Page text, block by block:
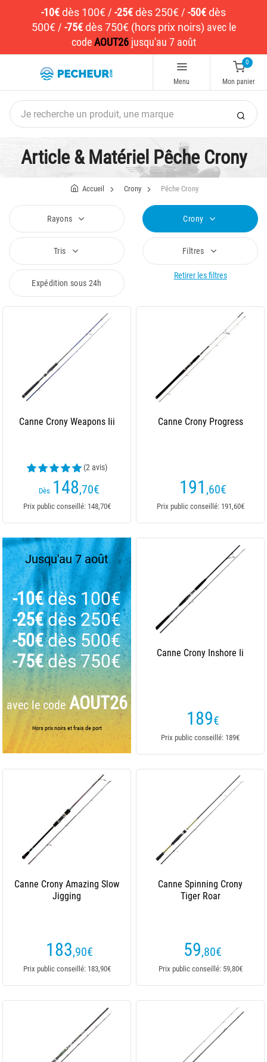
-10€dès 100€ / -25€dès 250€ / -50€dès
500€/ -75€ dès 750€ (hors prix noirs) avec le
codeAOUT26jusqu'au 7 août
Menu
0
Mon panier
Article & Matériel Pêche Crony
Accueil Crony Pêche Crony
Rayons Crony
Tris Filtres
Expédition sous 24h
Retirer les filtres
Canne Crony Weapons Iii
(2 avis)
Dès 148,70€
Prix public conseillé: 148,70€
Canne Crony Progress
191 ,60€
Prix public conseillé: 191,60€
Jusqu'au 7 août
-10€ dès 100€
-25€ dès 250€
-50€ dès 500€
-75€ dès 750€
avec le code AOUT26
Hors prix noirs et frais de port
Canne Crony Inshore Ii
189€
Prix public conseillé: 189€
Canne Crony Amazing Slow
Jigging
183,90€
Prix public conseillé: 183,90€
Canne Spinning Crony
Tiger Roar
59,80€
Prix public conseillé: 59,80€